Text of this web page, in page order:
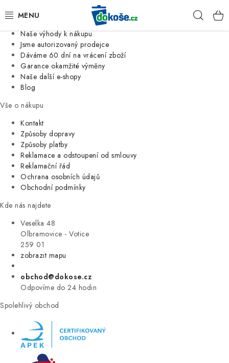
Jsme tradiční česká firma
Naše výhody k nákupu
Jsme autorizovaný prodejce
Dáváme 60 dní na vrácení zboží
Garance okamžité výměny
Naše další e-shopy
Blog
Vše o nákupu
Kontakt
Způsoby dopravy
Způsoby platby
Reklamace a odstoupení od smlouvy
Reklamační řád
Ochrana osobních údajů
Obchodní podmínky
Kde nás najdete
Veselka 48
Olbramovice - Votice
259 01
zobrazit mapu
obchod@dokose.cz
Odpovíme do 24 hodin
Spolehlivý obchod
KOŠE
SÁČKY
KUCHYNĚ
ORGANIZACE
DOMÁCNOST
ÚKLID
VÝPRODEJ
ZNAČKY
Úvod Kontakt Blog
Moje objednávka